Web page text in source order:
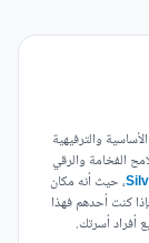
والترفيهية
الفخامة والرقي
، حيث أنه مكان
كنت أحدهم فهذا
أفراد أسرتك.